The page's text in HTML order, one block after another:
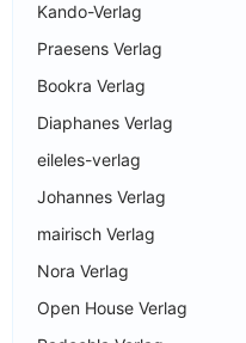
Kando-Verlag
Praesens Verlag
Bookra Verlag
Diaphanes Verlag
eileles-verlag
Johannes Verlag
mairisch Verlag
Nora Verlag
Open House Verlag